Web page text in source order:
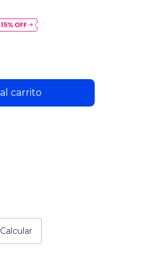
Calcular